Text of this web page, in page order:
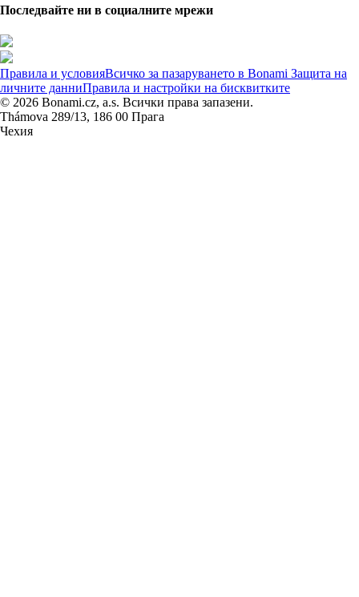
Последвайте ни в социалните мрежи
Правила и условияВсичко за пазаруването в Bonami Защита на
личните данниПравила и настройки на бисквитките
© 2026 Bonami.cz, a.s. Всички права запазени.
Thámova 289/13, 186 00 Прага
Чехия